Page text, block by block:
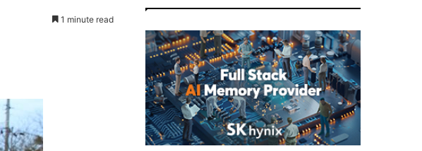
1 minute read